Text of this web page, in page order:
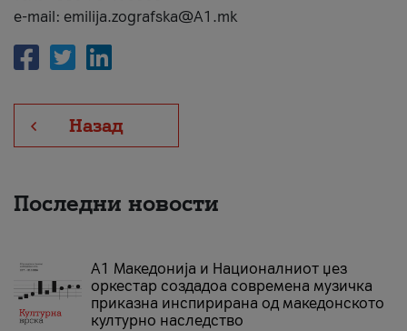
e-mail: emilija.zografska@A1.mk
Назад
Последни новости
А1 Македонија и Националниот џез
оркестар создадоа современа музичка
приказна инспирирана од македонското
културно наследство